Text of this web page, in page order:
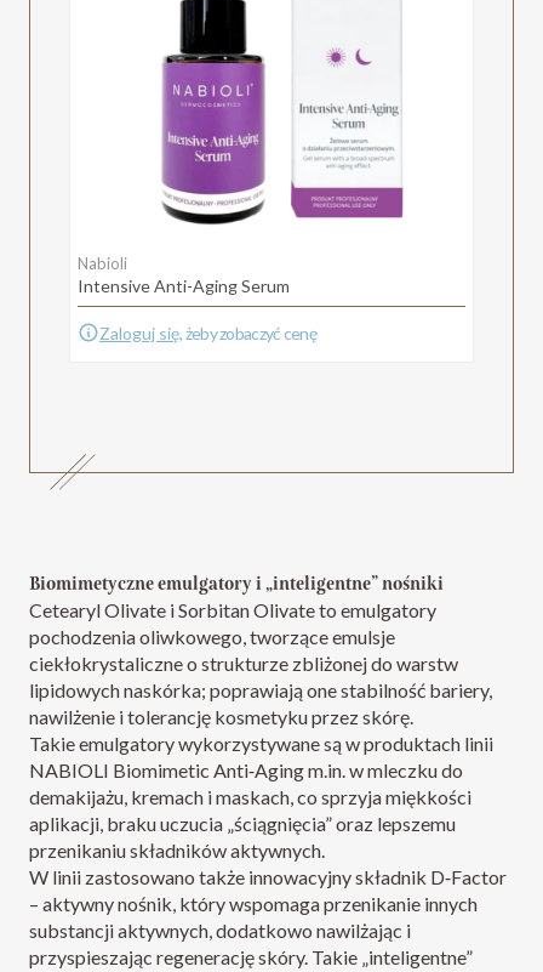
Nabioli
Intensive Anti-Aging Serum
Zaloguj się, żeby zobaczyć cenę
Biomimetyczne emulgatory i „inteligentne” nośniki
Cetearyl Olivate i Sorbitan Olivate to emulgatory
pochodzenia oliwkowego, tworzące emulsje
ciekłokrystaliczne o strukturze zbliżonej do warstw
lipidowych naskórka; poprawiają one stabilność bariery,
nawilżenie i tolerancję kosmetyku przez skórę.
Takie emulgatory wykorzystywane są w produktach linii
NABIOLI Biomimetic Anti‑Aging m.in. w mleczku do
demakijażu, kremach i maskach, co sprzyja miękkości
aplikacji, braku uczucia „ściągnięcia” oraz lepszemu
przenikaniu składników aktywnych.​
W linii zastosowano także innowacyjny składnik D‑Factor
– aktywny nośnik, który wspomaga przenikanie innych
substancji aktywnych, dodatkowo nawilżając i
przyspieszając regenerację skóry. Takie „inteligentne”